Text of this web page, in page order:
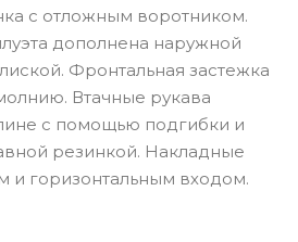
с отложным воротником.
дополнена наружной
Фронтальная застежка
Втачные рукава
с помощью подгибки и
резинкой. Накладные
и горизонтальным входом.